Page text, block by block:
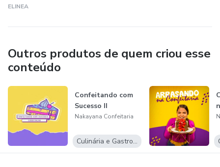
ELINEA
Outros produtos de quem criou esse
conteúdo
Confeitando com
Sucesso II
Nakayana Confeitaria
Culinária e Gastronomia